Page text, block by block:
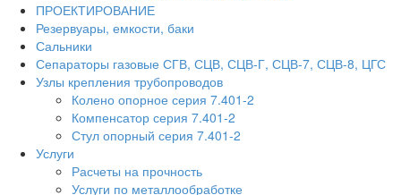
ПРОЕКТИРОВАНИЕ
Резервуары, емкости, баки
Сальники
Сепараторы газовые СГВ, СЦВ, СЦВ-Г, СЦВ-7, СЦВ-8, ЦГС
Узлы крепления трубопроводов
Колено опорное серия 7.401-2
Компенсатор серия 7.401-2
Стул опорный серия 7.401-2
Услуги
Расчеты на прочность
Услуги по металлообработке